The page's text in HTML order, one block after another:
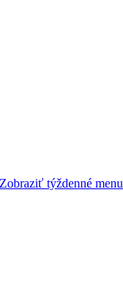
Zobraziť týždenné menu